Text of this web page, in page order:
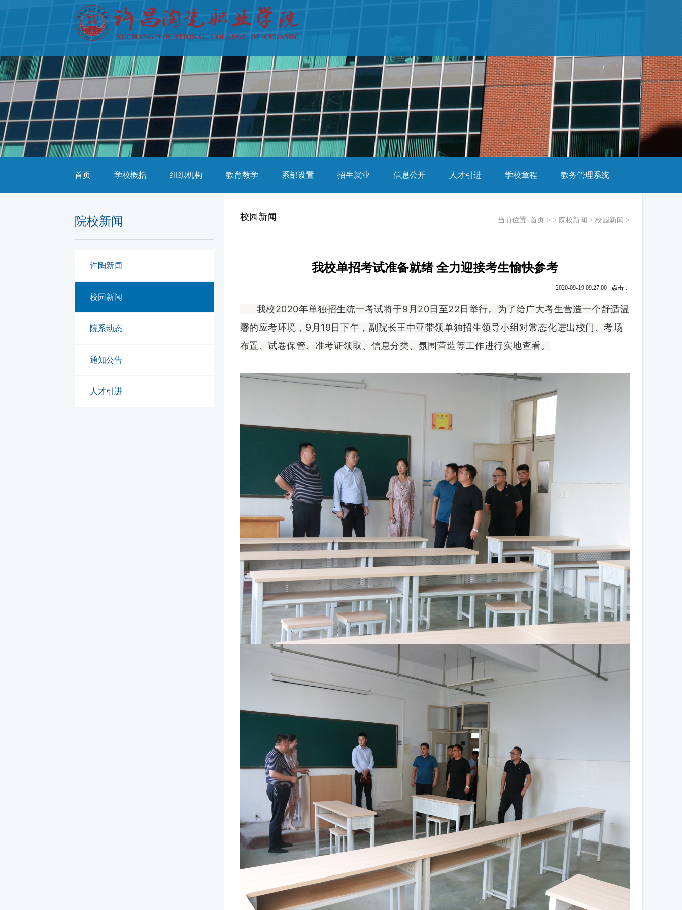
首页 学校概括 组织机构 教育教学 系部设置 招生就业 信息公开 人才引进 学校章程 教务管理系统
院校新闻
许陶新闻
校园新闻
院系动态
通知公告
人才引进
校园新闻 当前位置: 首页 > > 院校新闻 > 校园新闻 >
我校单招考试准备就绪 全力迎接考生愉快参考
2020-09-19 09:27:00 点击：
我校2020年单独招生统一考试将于9月20日至22日举行。为了给广大考生营造一个舒适温
馨的应考环境，9月19日下午，副院长王中亚带领单独招生领导小组对常态化进出校门、考场
布置、试卷保管、准考证领取、信息分类、氛围营造等工作进行实地查看。